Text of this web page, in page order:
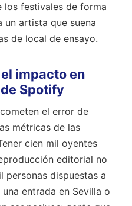
los festivales de forma
un artista que suena
de local de ensayo.
impacto en
Spotify
el error de
métricas de las
cien mil oyentes
editorial no
personas dispuestas a
entrada en Sevilla o